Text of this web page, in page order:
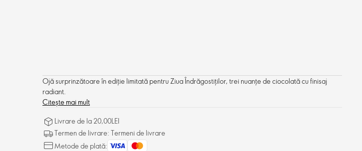
Ojă surprinzătoare în ediție limitată pentru Ziua Îndrăgostiților, trei nuanțe de ciocolată cu finisaj
radiant.
Citește mai mult
Livrare de la 20,00LEI
Termen de livrare: Termeni de livrare
Metode de plată: